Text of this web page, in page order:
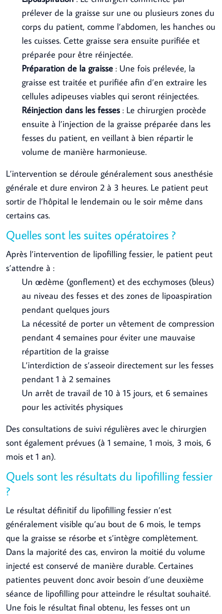
prélever de la graisse sur une ou plusieurs zones du
corps du patient, comme l’abdomen, les hanches ou
les cuisses. Cette graisse sera ensuite purifiée et
préparée pour être réinjectée.
Préparation de la graisse : Une fois prélevée, la
graisse est traitée et purifiée afin d’en extraire les
cellules adipeuses viables qui seront réinjectées.
Réinjection dans les fesses : Le chirurgien procède
ensuite à l’injection de la graisse préparée dans les
fesses du patient, en veillant à bien répartir le
volume de manière harmonieuse.
L’intervention se déroule généralement sous anesthésie
générale et dure environ 2 à 3 heures. Le patient peut
sortir de l’hôpital le lendemain ou le soir même dans
certains cas.
Quelles sont les suites opératoires ?
Après l’intervention de lipofilling fessier, le patient peut
s’attendre à :
Un œdème (gonflement) et des ecchymoses (bleus)
au niveau des fesses et des zones de lipoaspiration
pendant quelques jours
La nécessité de porter un vêtement de compression
pendant 4 semaines pour éviter une mauvaise
répartition de la graisse
L’interdiction de s’asseoir directement sur les fesses
pendant 1 à 2 semaines
Un arrêt de travail de 10 à 15 jours, et 6 semaines
pour les activités physiques
Des consultations de suivi régulières avec le chirurgien
sont également prévues (à 1 semaine, 1 mois, 3 mois, 6
mois et 1 an).
Quels sont les résultats du lipofilling fessier
?
Le résultat définitif du lipofilling fessier n’est
généralement visible qu’au bout de 6 mois, le temps
que la graisse se résorbe et s’intègre complètement.
Dans la majorité des cas, environ la moitié du volume
injecté est conservé de manière durable. Certaines
patientes peuvent donc avoir besoin d’une deuxième
séance de lipofilling pour atteindre le résultat souhaité.
Une fois le résultat final obtenu, les fesses ont un